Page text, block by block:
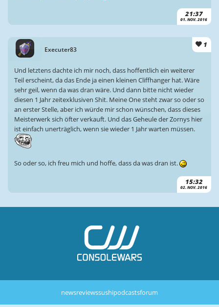
21:37
01. NOV. 2016
Executer83
1
15:32
02. NOV. 2016
Und letztens dachte ich mir noch, dass hoffentlich ein weiterer
Teil erscheint, da das Ende ja einen kleinen Cliffhanger hat. Wäre
sehr geil, wenn da was dran wäre. Und dann bitte nicht wieder
diesen 1 Jahr zeitexklusiven Shit. Meine One steht zwar so oder so
an erster Stelle, aber ich würde mir schon wünschen, dass dieses
Meisterwerk sich öfter verkauft. Und das Geheule der Zornys hier
ist einfach unerträglich, wenn sie wieder 1 Jahr warten müssen.
So oder so, ich freu mich und hoffe, dass da was dran ist.
newsreviewssushipodcastsforum